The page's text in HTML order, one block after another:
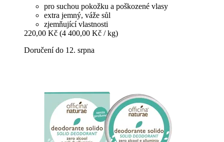
pro suchou pokožku a poškozené vlasy
extra jemný, váže sůl
zjemňující vlastnosti
220,00 Kč (4 400,00 Kč / kg)
Doručení do 12. srpna